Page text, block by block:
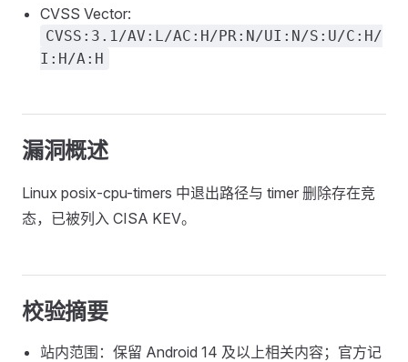
CVSS Vector:
CVSS:3.1/AV:L/AC:H/PR:N/UI:N/S:U/C:H/
I:H/A:H
漏洞概述
Linux posix-cpu-timers 中退出路径与 timer 删除存在竞
态，已被列入 CISA KEV。
校验摘要
站内范围：保留 Android 14 及以上相关内容；官方记